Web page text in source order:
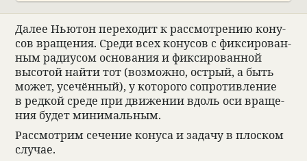
Далее Нью­тон пере­хо­дит к рас­смот­ре­нию кону­
сов враще­ния. Среди всех кону­сов с фик­си­ро­ван­
ным ради­у­сом осно­ва­ния и фик­си­ро­ван­ной
высо­той найти тот (возможно, ост­рый, а быть
может, усе­чён­ный), у кото­рого сопро­тив­ле­ние
в ред­кой среде при движе­нии вдоль оси враще­
ния будет минималь­ным.
Рас­смот­рим сече­ние конуса и задачу в плос­ком
слу­чае.